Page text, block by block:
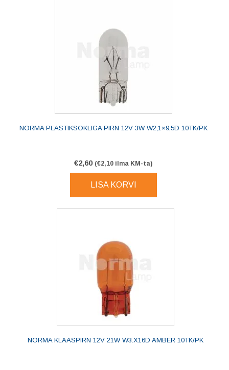
NORMA PLASTIKSOKLIGA PIRN 12V 3W W2,1×9,5D 10TK/PK
€2,60 (€2,10 ilma KM-ta)
LISA KORVI
NORMA KLAASPIRN 12V 21W W3.X16D AMBER 10TK/PK